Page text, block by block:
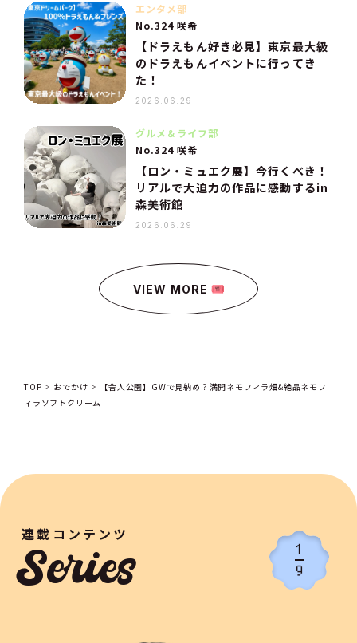
エンタメ部
No.324 咲希
【ドラえもん好き必見】東京最大級
のドラえもんイベントに行ってき
た！
2026.06.29
グルメ＆ライフ部
No.324 咲希
【ロン・ミュエク展】今行くべき！
リアルで大迫力の作品に感動するin
森美術館
2026.06.29
VIEW MORE
TOP おでかけ
【舎人公園】GWで見納め？満開ネモフィラ畑&絶品ネモフ
ィラソフトクリーム
連載コンテンツ
Series
1
9